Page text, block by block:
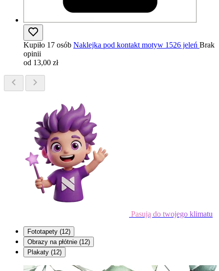
Kupiło 17 osób Naklejka pod kontakt motyw 1526 jeleń Brak
opinii
od 13,00 zł
Pasują do twojego klimatu
Fototapety (12)
Obrazy na płótnie (12)
Plakaty (12)